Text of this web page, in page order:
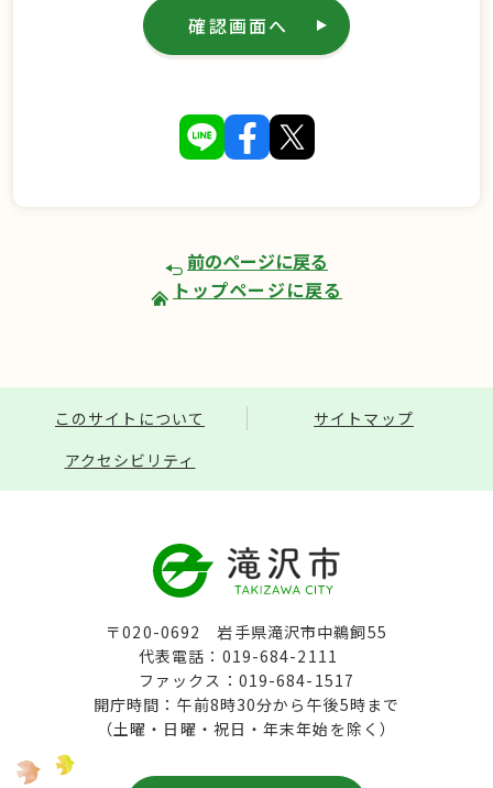
確認画面へ
前のページに戻る
トップページに戻る
このサイトについて
サイトマップ
アクセシビリティ
〒020-0692 岩手県滝沢市中鵜飼55
代表電話：019-684-2111
ファックス：019-684-1517
開庁時間：午前8時30分から午後5時まで
（土曜・日曜・祝日・年末年始を除く）